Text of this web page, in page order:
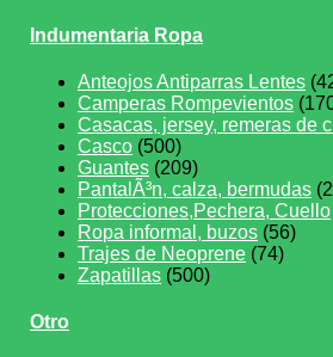
Indumentaria Ropa
Anteojos Antiparras Lentes
Camperas Rompevientos
Casacas, jersey, remeras de
Casco (500)
Guantes (209)
PantalÃ³n, calza, bermudas
Protecciones,Pechera, Cuello
Ropa informal, buzos (56)
Trajes de Neoprene (74)
Zapatillas (500)
Otro